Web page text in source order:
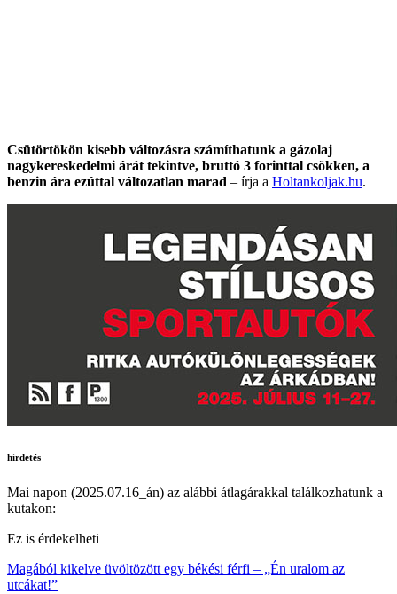
Csütörtökön kisebb változásra számíthatunk a gázolaj
nagykereskedelmi árát tekintve, bruttó 3 forinttal csökken, a
benzin ára ezúttal változatlan marad – írja a Holtankoljak.hu.
hirdetés
Mai napon (2025.07.16_án) az alábbi átlagárakkal találkozhatunk a
kutakon:
Ez is érdekelheti
Magából kikelve üvöltözött egy békési férfi – „Én uralom az
utcákat!”